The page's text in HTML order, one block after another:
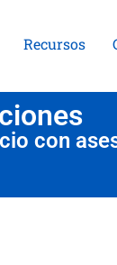
Recursos
con